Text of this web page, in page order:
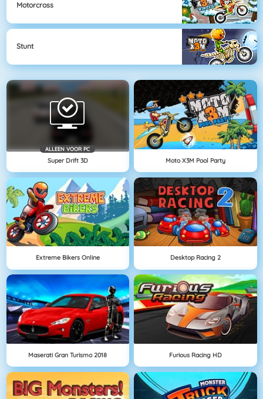
Motorcross
Stunt
ALLEEN VOOR PC
Super Drift 3D Moto X3M Pool Party
Extreme Bikers Online Desktop Racing 2
Maserati Gran Turismo 2018 Furious Racing HD